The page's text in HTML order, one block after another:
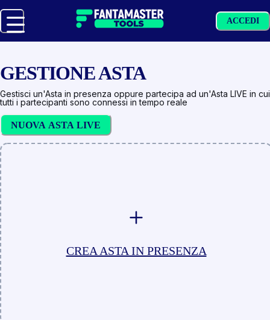
ACCEDI
GESTIONE ASTA
Gestisci un'Asta in presenza oppure partecipa ad un'Asta LIVE in cui
tutti i partecipanti sono connessi in tempo reale
NUOVA ASTA LIVE
CREA ASTA IN PRESENZA